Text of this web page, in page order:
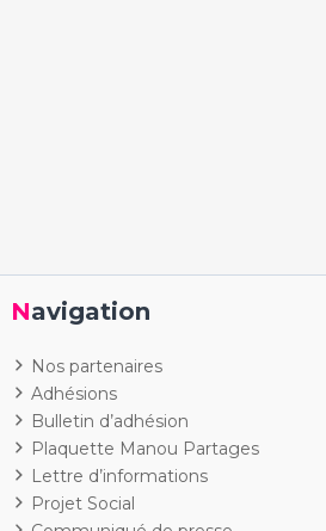
Navigation
Nos partenaires
Adhésions
Bulletin d’adhésion
Plaquette Manou Partages
Lettre d’informations
Projet Social